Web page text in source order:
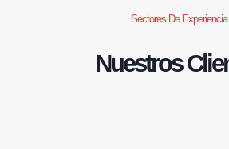
Sectores De Experiencia
Nuestros